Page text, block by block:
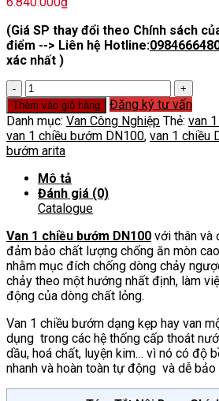
(Giá SP thay đổi theo Chính sách
điểm --> Liên hệ Hotline:
xác nhất )
Van
1
chiều
bướm
DN100
hiệu
Arita
Malaysia
số
Thêm vào giỏ hàng
Đăng ký tư vấn
Danh mục: Van Công Nghiệp Thẻ: van
van 1 chiều bướm DN100, van 1 chiều
bướm arita
Mô tả
Đánh giá (0)
Catalogue
Van 1 chiều bướm DN100 với thân và
đảm bảo chất lượng chống ăn mòn
nhằm mục đích chống dòng chảy
chảy theo một hướng nhất định, làm
động của dòng chất lỏng.
Van 1 chiều bướm dạng kẹp hay van
dụng trong các hệ thống cấp thoát
dầu, hoá chất, luyện kim… vì nó có độ
nhanh và hoàn toàn tự động và dễ bảo